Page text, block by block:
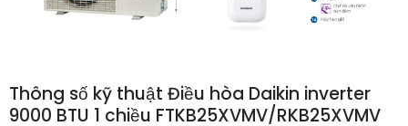
Thông số kỹ thuật Điều hòa Daikin inverter
9000 BTU 1 chiều FTKB25XVMV/RKB25XVMV